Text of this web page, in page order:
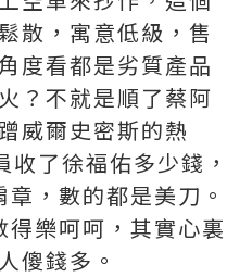
散，寓意低級，售
度看都是劣質產品
？不就是順了蔡阿
威爾史密斯的熱
了徐福佑多少錢，
，數的都是美刀。
樂呵呵，其實心裏
傻錢多。